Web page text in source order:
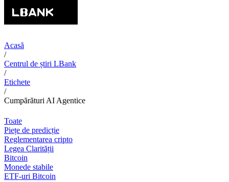
Acasă
/
Centrul de știri LBank
/
Etichete
/
Cumpărături AI Agentice
Toate
Piețe de predicție
Reglementarea cripto
Legea Clarității
Bitcoin
Monede stabile
ETF-uri Bitcoin